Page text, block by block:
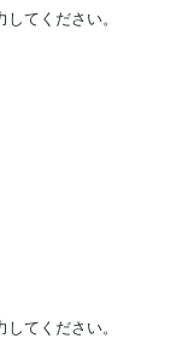
てください。
てください。